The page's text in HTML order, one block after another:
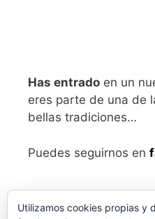
Has entrado en un
eres parte de una de
bellas tradiciones…
Puedes seguirnos en
Utilizamos cookies propias y